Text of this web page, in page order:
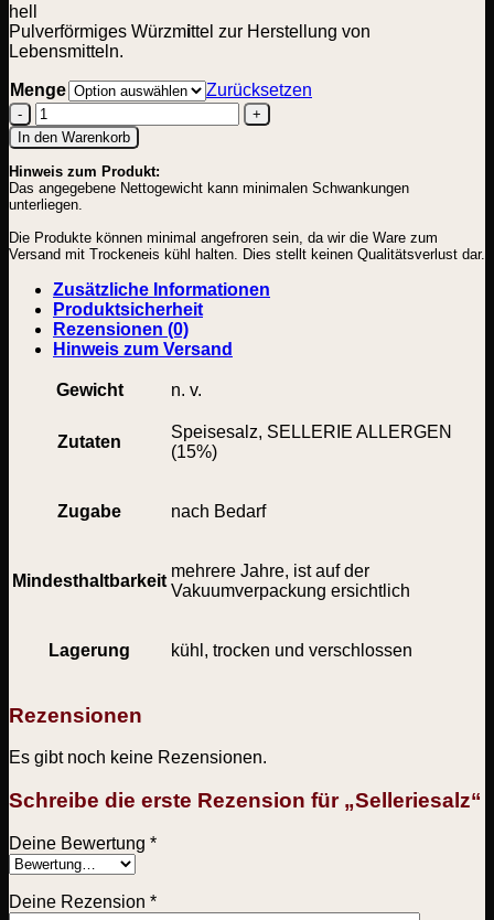
hell
Pulverförmiges Würzmittel zur Herstellung von
Lebensmitteln.
Menge Zurücksetzen
Selleriesalz
Menge
In den Warenkorb
Hinweis zum Produkt:
Das angegebene Nettogewicht kann minimalen Schwankungen
unterliegen.
Die Produkte können minimal angefroren sein, da wir die Ware zum
Versand mit Trockeneis kühl halten. Dies stellt keinen Qualitätsverlust dar.
Zusätzliche Informationen
Produktsicherheit
Rezensionen (0)
Hinweis zum Versand
Gewicht n. v.
Zutaten
Speisesalz, SELLERIE ALLERGEN
(15%)
Zugabe nach Bedarf
Mindesthaltbarkeit
mehrere Jahre, ist auf der
Vakuumverpackung ersichtlich
Lagerung kühl, trocken und verschlossen
Rezensionen
Es gibt noch keine Rezensionen.
Schreibe die erste Rezension für „Selleriesalz“
Deine Bewertung *
Deine Rezension *